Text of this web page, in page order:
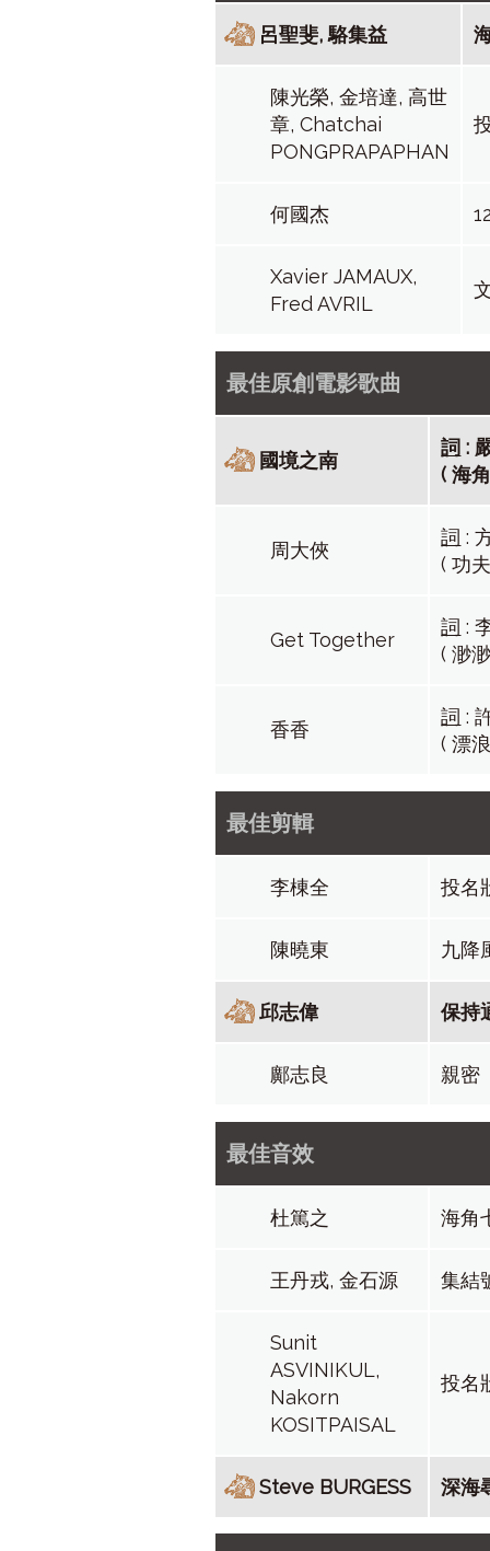
呂聖斐, 駱集益
陳光榮, 金培達, 高世
章, Chatchai
PONGPRAPAPHAN
何國杰
Xavier JAMAUX,
Fred AVRIL
最佳原創電影歌曲
國境之南
詞 :
( 海
周大俠
詞 :
( 功
Get Together
詞 :
( 渺
香香
詞 :
( 漂
最佳剪輯
李棟全 投名
陳曉東 九降
邱志偉 保持
鄺志良 親密
最佳音效
杜篤之 海角
王丹戎, 金石源 集結
Sunit
ASVINIKUL,
Nakorn
KOSITPAISAL
投名
Steve BURGESS 深海